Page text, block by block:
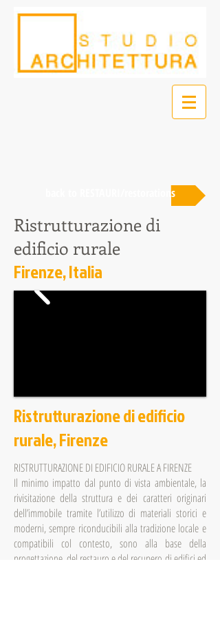
Ristrutturazione di
edificio rurale
Firenze, Italia
Ristrutturazione di edificio
rurale, Firenze
RISTRUTTURAZIONE DI EDIFICIO RURALE A FIRENZE
Il minimo impatto dal punto di vista ambientale, la
rivisitazione della struttura e dei caratteri originari
dell’immobile tramite l’utilizzo di materiali storici e
moderni, sempre riconducibili alla tradizione locale e
compatibili col contesto, sono alla base della
progettazione, del restauro e del recupero di edifici ed
back to RESTAURI/restorations